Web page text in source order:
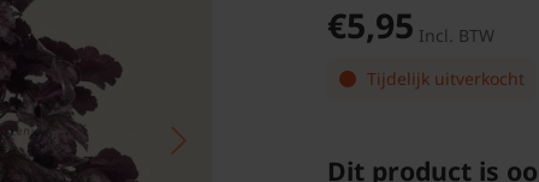
€5,95 Incl. BTW
Tijdelijk uitverkocht
Dit product is